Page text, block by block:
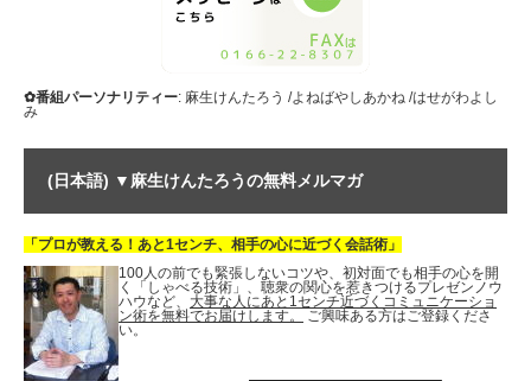
✿番組パーソナリティー: 麻生けんたろう /よねばやしあかね /はせがわよし
み
(日本語) ▼麻生けんたろうの無料メルマガ
「プロが教える！あと1センチ、相手の心に近づく会話術」
100人の前でも緊張しないコツや、初対面でも相手の心を開
く「しゃべる技術」、聴衆の関心を惹きつけるプレゼンノウ
ハウなど、 大事な人にあと1センチ近づくコミュニケーショ
ン術を無料でお届けします。
ご興味ある方はご登録くださ
い。